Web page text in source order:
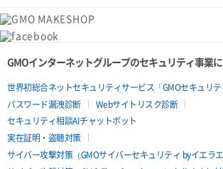
GMOインターネットグループのセキュリティ事業
世界初総合ネットセキュリティサービス「GMOセキュリテ
パスワード漏洩診断
Webサイトリスク診断
セキュリティ相談AIチャットボット
実在証明・盗聴対策
サイバー攻撃対策（GMOサイバーセキュリティ byイエラエ